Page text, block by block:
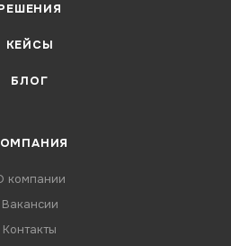
КЕЙСЫ
БЛОГ
компании
Вакансии
Контакты